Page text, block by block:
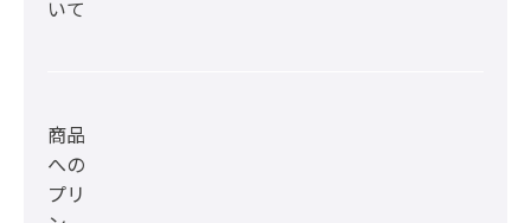
いて
商品
への
プリ